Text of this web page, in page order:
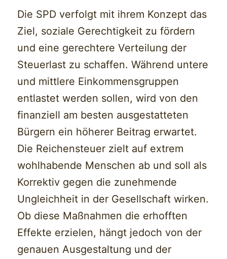
Die SPD verfolgt mit ihrem Konzept das
Ziel, soziale Gerechtigkeit zu fördern
und eine gerechtere Verteilung der
Steuerlast zu schaffen. Während untere
und mittlere Einkommensgruppen
entlastet werden sollen, wird von den
finanziell am besten ausgestatteten
Bürgern ein höherer Beitrag erwartet.
Die Reichensteuer zielt auf extrem
wohlhabende Menschen ab und soll als
Korrektiv gegen die zunehmende
Ungleichheit in der Gesellschaft wirken.
Ob diese Maßnahmen die erhofften
Effekte erzielen, hängt jedoch von der
genauen Ausgestaltung und der